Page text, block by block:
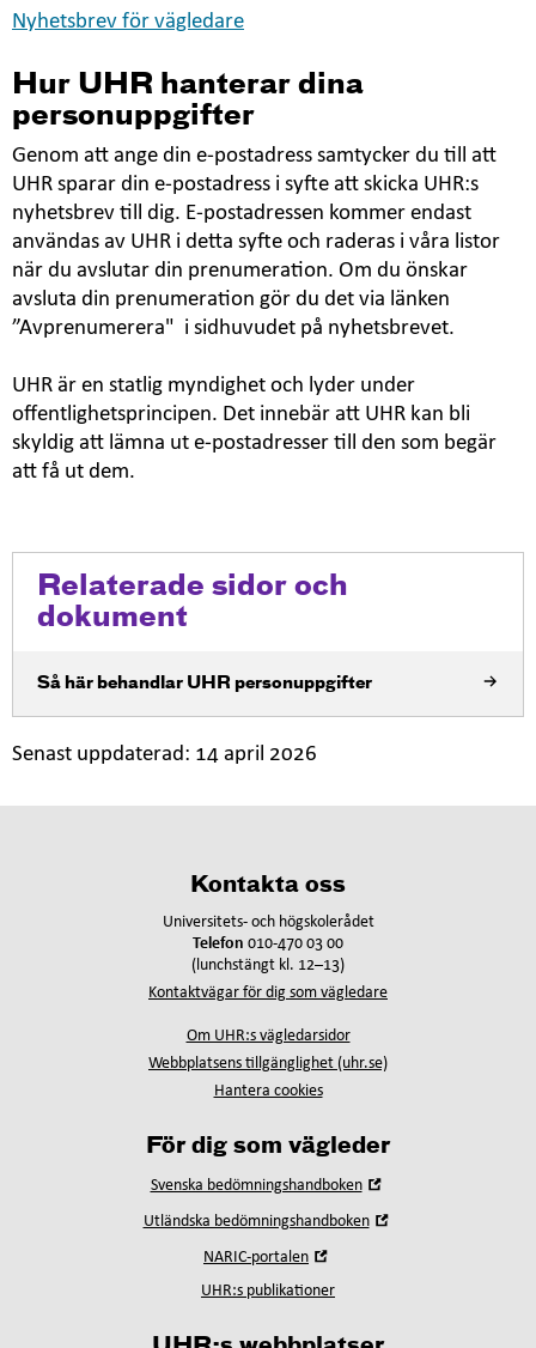
Nyhetsbrev för vägledare
Hur UHR hanterar dina
personuppgifter
Genom att ange din e-postadress samtycker du till att
UHR sparar din e-postadress i syfte att skicka UHR:s
nyhetsbrev till dig. E-postadressen kommer endast
användas av UHR i detta syfte och raderas i våra listor
när du avslutar din prenumeration. Om du önskar
avsluta din prenumeration gör du det via länken
”Avprenumerera" i sidhuvudet på nyhetsbrevet.
UHR är en statlig myndighet och lyder under
offentlighetsprincipen. Det innebär att UHR kan bli
skyldig att lämna ut e-postadresser till den som begär
att få ut dem.
Relaterade sidor och
dokument
Så här behandlar UHR personuppgifter
Senast uppdaterad: 14 april 2026
Kontakta oss
Universitets- och högskolerådet
Telefon 010-470 03 00
(lunchstängt kl. 12–13)
Kontaktvägar för dig som vägledare
Om UHR:s vägledarsidor
Webbplatsens tillgänglighet (uhr.se)
Hantera cookies
För dig som vägleder
Svenska bedömningshandboken
nytt
Utländska bedömningshandboken
NARIC-portalen
nytt
UHR:s publikationer